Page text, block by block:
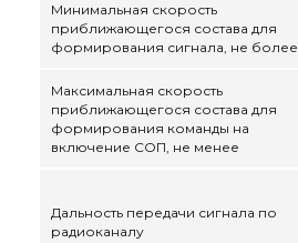
Минимальная скорость
приближающегося состава для
формирования сигнала, не более
Максимальная скорость
приближающегося состава для
формирования команды на
включение СОП, не менее
Дальность передачи сигнала по
радиоканалу